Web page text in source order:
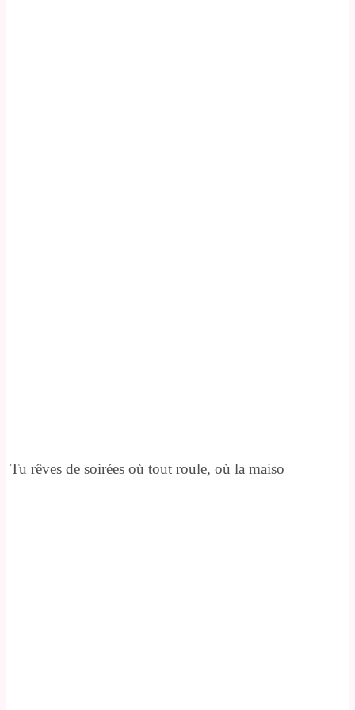
Tu rêves de soirées où tout roule, où la maiso